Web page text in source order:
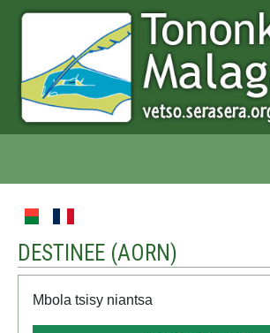
DESTINEE (AORN)
Mbola tsisy niantsa